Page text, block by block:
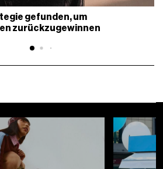
gefunden, um
zurückzugewinnen